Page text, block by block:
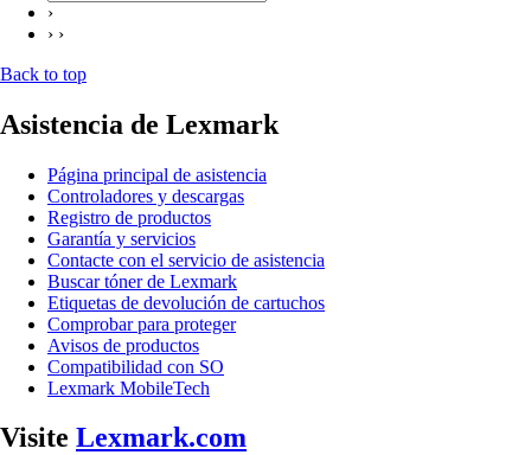
›
› ›
Back to top
Asistencia de Lexmark
Página principal de asistencia
Controladores y descargas
Registro de productos
Garantía y servicios
Contacte con el servicio de asistencia
Buscar tóner de Lexmark
Etiquetas de devolución de cartuchos
Comprobar para proteger
Avisos de productos
Compatibilidad con SO
Lexmark MobileTech
Visite Lexmark.com